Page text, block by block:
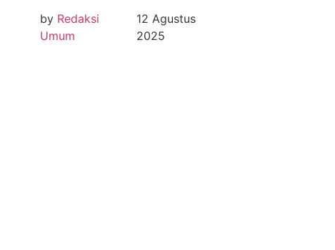
by Redaksi
Umum
12 Agustus
2025